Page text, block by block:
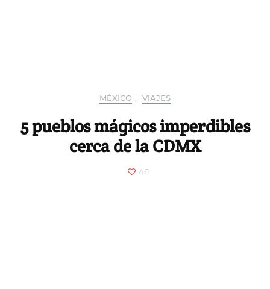
MÉXICO , VIAJES
5 pueblos mágicos imperdibles
cerca de la CDMX
46